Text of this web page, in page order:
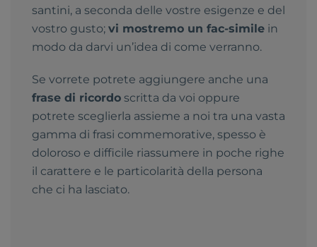
santini, a seconda delle vostre esigenze e del
vostro gusto; vi mostremo un fac-simile in
modo da darvi un’idea di come verranno.
Se vorrete potrete aggiungere anche una
frase di ricordo scritta da voi oppure
potrete sceglierla assieme a noi tra una vasta
gamma di frasi commemorative, spesso è
doloroso e difficile riassumere in poche righe
il carattere e le particolarità della persona
che ci ha lasciato.